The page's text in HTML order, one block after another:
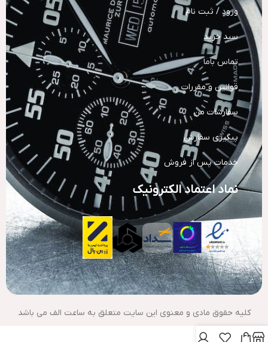
ورود / ثبت نام
سبد خرید
تماس باما
قوانین و مقررات
سفارشات من
پیگیری سفارش
خدمات پس از فروش
نماد اعتماد الکترونیک
کلیه حقوق مادی و معنوی این سایت متعلق به ساعت الف می باشد